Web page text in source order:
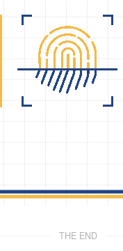
THE END